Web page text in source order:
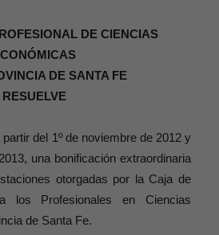
DE CIENCIAS
DE SANTA FE
RESUELVE
del 1º de noviembre de 2012 y
una bonificación extraordinaria
otorgadas por la Caja de
los Profesionales en Ciencias
de Santa Fe.